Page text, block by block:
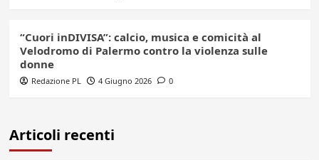
“Cuori inDIVISA”: calcio, musica e comicità al
Velodromo di Palermo contro la violenza sulle
donne
Redazione PL 4 Giugno 2026 0
Articoli recenti